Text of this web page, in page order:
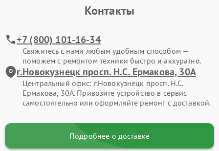
Контакты
+7 (800) 101-16-34
Свяжитесь с нами любым удобным способом —
поможем с ремонтом техники быстро и аккуратно.
г.Новокузнецк просп. Н.С. Ермакова, 30А
Центральный офис: г.Новокузнецк просп. Н.С.
Ермакова, 30А. Привозите устройство в сервис
самостоятельно или оформляйте ремонт с доставкой.
Подробнее о доставке